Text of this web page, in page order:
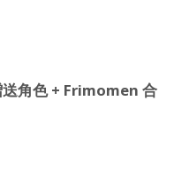
角色 + Frimomen 合